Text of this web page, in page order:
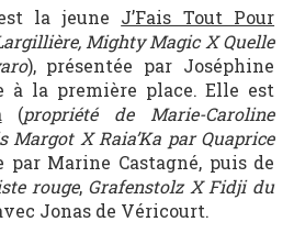
la jeune J’Fais Tout Pour
Mighty Magic X Quelle
), présentée par Joséphine
à la première place. Elle est
(propriété de Marie-Caroline
Margot X Raia’Ka par Quaprice
par Marine Castagné, puis de
rouge, Grafenstolz X Fidji du
Jonas de Véricourt.